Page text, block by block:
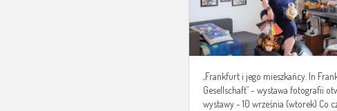
„Frankfurt i jego mieszkańcy. In
Gesellschaft” - wystawa fotografii
wystawy - 10 września (wtorek) Co